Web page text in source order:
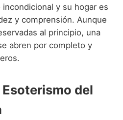
y su hogar es
y comprensión. Aunque
al principio, una
abren por completo y
del